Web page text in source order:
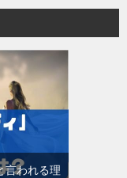
言われる理